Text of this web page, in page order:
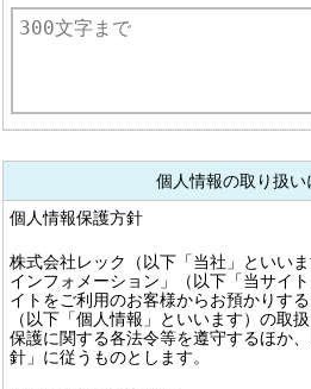
個人情報の取り扱い
個人情報保護方針
株式会社レック（以下「当社」といい
インフォメーション」（以下「当サイ
イトをご利用のお客様からお預かりす
（以下「個人情報」といいます）の取
保護に関する各法令等を遵守するほか
針」に従うものとします。